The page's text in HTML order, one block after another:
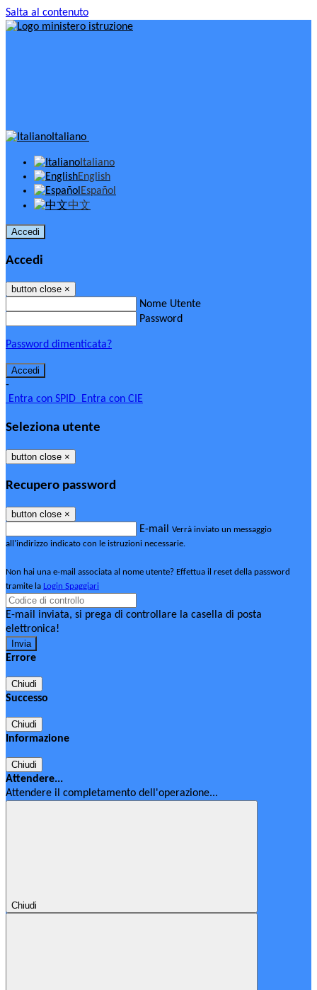
Salta al contenuto
Italiano
Italiano
English
Español
中文
Accedi
Accedi
button close ×
Nome Utente
Password
Password dimenticata?
-
Entra con SPID Entra con CIE
Seleziona utente
button close ×
Recupero password
button close ×
E-mail Verrà inviato un messaggio
all'indirizzo indicato con le istruzioni necessarie.
Non hai una e-mail associata al nome utente? Effettua il reset della password
tramite la Login Spaggiari
E-mail inviata, si prega di controllare la casella di posta
elettronica!
Errore
Chiudi
Successo
Chiudi
Informazione
Chiudi
Attendere...
Attendere il completamento dell'operazione...
Chiudi